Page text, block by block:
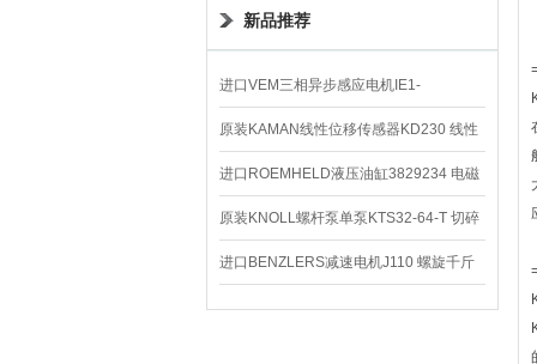
新品推荐
进口VEM三相异步感应电机IE1-
K21R80G4马达
原装KAMAN线性位移传感器KD230 线性
编码器
进口ROEMHELD液压油缸3829234 电磁
阀定位器
原装KNOLL螺杆泵单泵KTS32-64-T 切碎
排屑机
进口BENZLERS减速电机J110 螺旋千斤
顶BD-58